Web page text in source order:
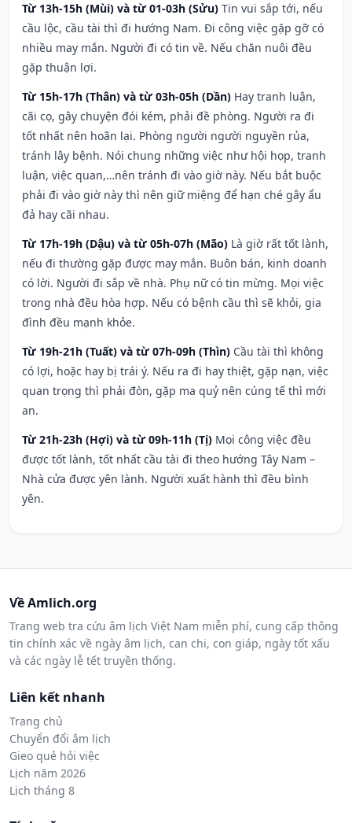
Từ 13h-15h (Mùi) và từ 01-03h (Sửu) Tin vui sắp tới, nếu
cầu lộc, cầu tài thì đi hướng Nam. Đi công việc gặp gỡ có
nhiều may mắn. Người đi có tin về. Nếu chăn nuôi đều
gặp thuận lợi.
Từ 15h-17h (Thân) và từ 03h-05h (Dần) Hay tranh luận,
cãi cọ, gây chuyện đói kém, phải đề phòng. Người ra đi
tốt nhất nên hoãn lại. Phòng người người nguyền rủa,
tránh lây bệnh. Nói chung những việc như hội họp, tranh
luận, việc quan,…nên tránh đi vào giờ này. Nếu bắt buộc
phải đi vào giờ này thì nên giữ miệng để hạn ché gây ẩu
đả hay cãi nhau.
Từ 17h-19h (Dậu) và từ 05h-07h (Mão) Là giờ rất tốt lành,
nếu đi thường gặp được may mắn. Buôn bán, kinh doanh
có lời. Người đi sắp về nhà. Phụ nữ có tin mừng. Mọi việc
trong nhà đều hòa hợp. Nếu có bệnh cầu thì sẽ khỏi, gia
đình đều mạnh khỏe.
Từ 19h-21h (Tuất) và từ 07h-09h (Thìn) Cầu tài thì không
có lợi, hoặc hay bị trái ý. Nếu ra đi hay thiệt, gặp nạn, việc
quan trọng thì phải đòn, gặp ma quỷ nên cúng tế thì mới
an.
Từ 21h-23h (Hợi) và từ 09h-11h (Tị) Mọi công việc đều
được tốt lành, tốt nhất cầu tài đi theo hướng Tây Nam –
Nhà cửa được yên lành. Người xuất hành thì đều bình
yên.
Về Amlich.org
Trang web tra cứu âm lịch Việt Nam miễn phí, cung cấp thông
tin chính xác về ngày âm lịch, can chi, con giáp, ngày tốt xấu
và các ngày lễ tết truyền thống.
Liên kết nhanh
Trang chủ
Chuyển đổi âm lịch
Gieo quẻ hỏi việc
Lịch năm 2026
Lịch tháng 8